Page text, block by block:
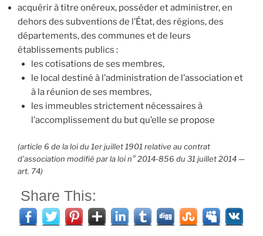
acquérir à titre onéreux, posséder et administrer, en
dehors des subventions de l’État, des régions, des
départements, des communes et de leurs
établissements publics :
les cotisations de ses membres,
le local destiné à l’administration de l’association et
à la réunion de ses membres,
les immeubles strictement nécessaires à
l’accomplissement du but qu’elle se propose
(article 6 de la loi du 1er juillet 1901 relative au contrat
d’association modifié par la loi n° 2014-856 du 31 juillet 2014 —
art. 74)
Share This: